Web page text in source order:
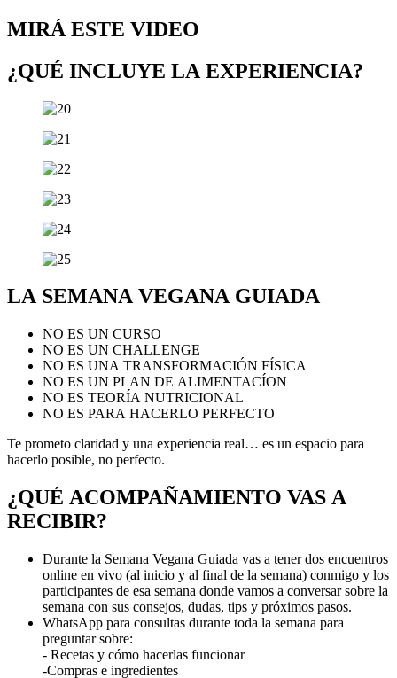
MIRÁ ESTE VIDEO
¿QUÉ INCLUYE LA EXPERIENCIA?
LA SEMANA VEGANA GUIADA
NO ES UN CURSO
NO ES UN CHALLENGE
NO ES UNA TRANSFORMACIÓN FÍSICA
NO ES UN PLAN DE ALIMENTACÍON
NO ES TEORÍA NUTRICIONAL
NO ES PARA HACERLO PERFECTO
Te prometo claridad y una experiencia real… es un espacio para
hacerlo posible, no perfecto.
¿QUÉ ACOMPAÑAMIENTO VAS A
RECIBIR?
Durante la Semana Vegana Guiada vas a tener dos encuentros
online en vivo (al inicio y al final de la semana) conmigo y los
participantes de esa semana donde vamos a conversar sobre la
semana con sus consejos, dudas, tips y próximos pasos.
WhatsApp para consultas durante toda la semana para
preguntar sobre:
- Recetas y cómo hacerlas funcionar
-Compras e ingredientes